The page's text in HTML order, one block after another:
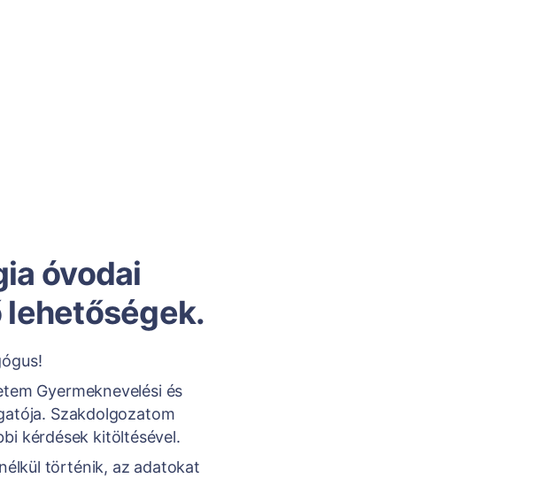
óvodai
lehetőségek.
Gyermeknevelési és
Szakdolgozatom
kérdések kitöltésével.
történik, az adatokat